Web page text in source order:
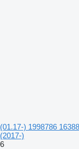
(01.17-) 1998786
(2017-)
6